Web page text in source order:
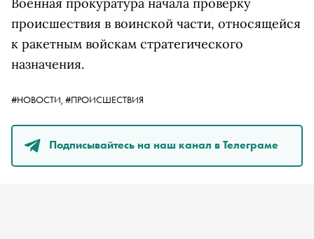
происшествия в воинской части, относящейся
к ракетным войскам стратегического
назначения.
#НОВОСТИ, #ПРОИСШЕСТВИЯ
Подписывайтесь на наш канал в Телеграме